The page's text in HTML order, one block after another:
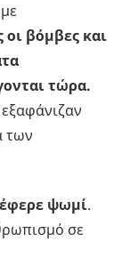
βόμβες και
τώρα.
των
ψωμί.
σε